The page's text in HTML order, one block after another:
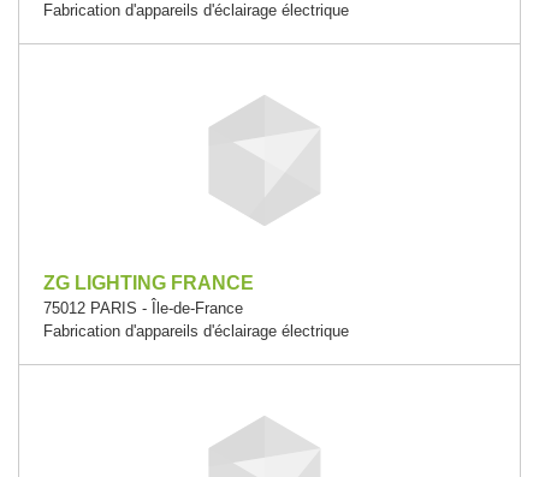
Fabrication d'appareils d'éclairage électrique
ZG LIGHTING FRANCE
75012 PARIS - Île-de-France
Fabrication d'appareils d'éclairage électrique